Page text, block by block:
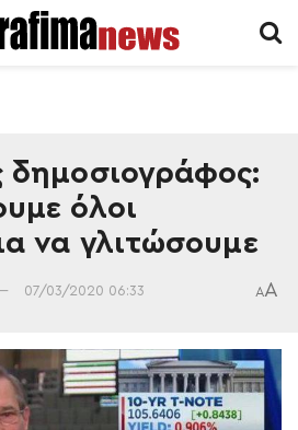
δημοσιογράφος:
όλοι
να γλιτώσουμε
07/03/2020 06:33 AA